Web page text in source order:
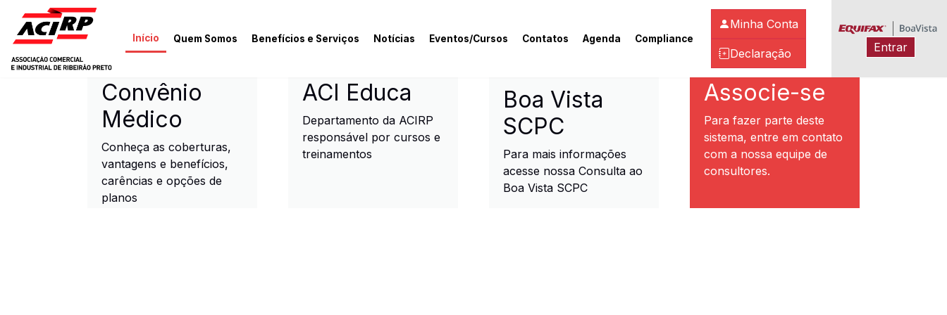
Pular para o conteúdo principal
Início Quem Somos Benefícios e Serviços Notícias Eventos/Cursos Contatos Agenda Compliance
Minha Conta
Declaração Entrar
ACIRP - Associação Comercial e Industrial de Ribeirão Preto
Convênio
Médico
Conheça as coberturas,
vantagens e benefícios,
carências e opções de
planos
ACI Educa
Departamento da ACIRP
responsável por cursos e
treinamentos
Boa Vista
SCPC
Para mais informações
acesse nossa Consulta ao
Boa Vista SCPC
Associe-se
Para fazer parte deste
sistema, entre em contato
com a nossa equipe de
consultores.